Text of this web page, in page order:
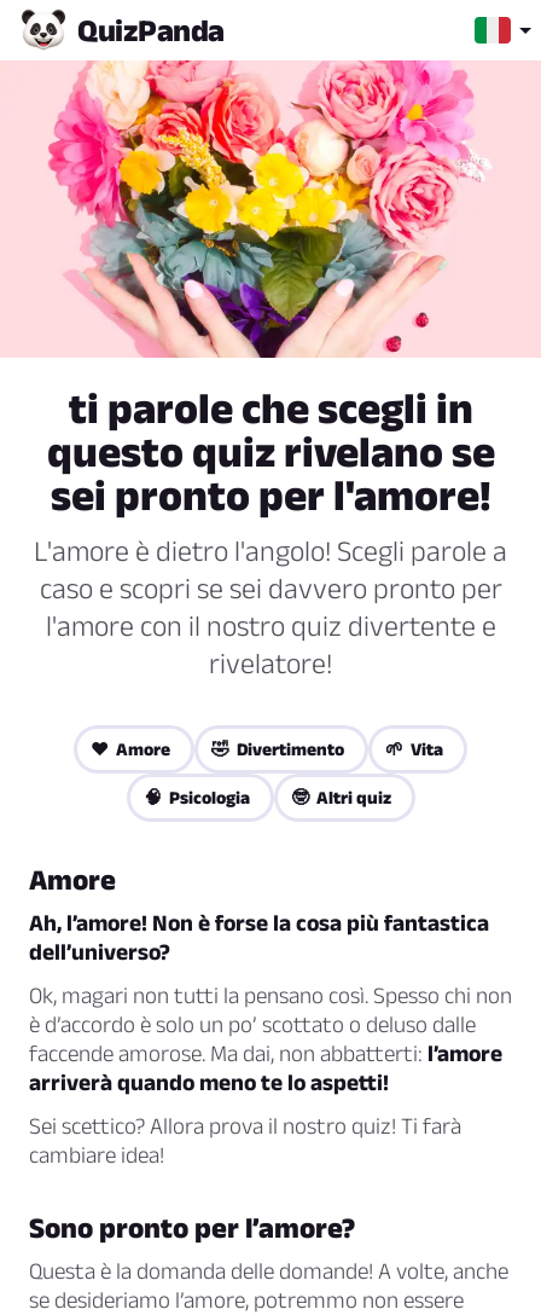
QuizPanda
ti parole che scegli in
questo quiz rivelano se
sei pronto per l'amore!
L'amore è dietro l'angolo! Scegli parole a
caso e scopri se sei davvero pronto per
l'amore con il nostro quiz divertente e
rivelatore!
❤️ Amore 🤣 Divertimento 🌱 Vita
🧠 Psicologia 🤓 Altri quiz
Amore
Ah, l’amore! Non è forse la cosa più fantastica
dell’universo?
Ok, magari non tutti la pensano così. Spesso chi non
è d’accordo è solo un po’ scottato o deluso dalle
faccende amorose. Ma dai, non abbatterti: l’amore
arriverà quando meno te lo aspetti!
Sei scettico? Allora prova il nostro quiz! Ti farà
cambiare idea!
Sono pronto per l’amore?
Questa è la domanda delle domande! A volte, anche
se desideriamo l’amore, potremmo non essere